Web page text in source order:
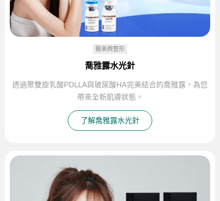
醫美微整形
喬雅露水光針
透過聚雙旋乳酸PDLLA與玻尿酸HA完美結合的喬雅露，為您
帶來全新肌膚狀態。
了解喬雅露水光針